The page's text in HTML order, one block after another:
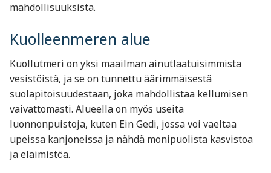
mahdollisuuksista.
Kuolleenmeren alue
Kuollutmeri on yksi maailman ainutlaatuisimmista
vesistöistä, ja se on tunnettu äärimmäisestä
suolapitoisuudestaan, joka mahdollistaa kellumisen
vaivattomasti. Alueella on myös useita
luonnonpuistoja, kuten Ein Gedi, jossa voi vaeltaa
upeissa kanjoneissa ja nähdä monipuolista kasvistoa
ja eläimistöä.